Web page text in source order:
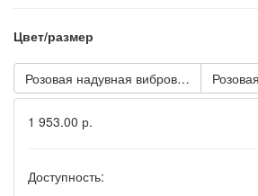
Цвет/размер
Розовая надувная вибровтулка POPO
1 953.00 р.
Доступность: